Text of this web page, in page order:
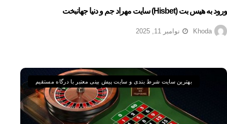
ورود به هیس بت (hisbet) سایت مهراد جم و دنیا جهانبخت
Khoda نوامبر 11, 2025
بهترین سایت شرط بندی و سایت پیش بینی معتبر با درگاه مستقیم